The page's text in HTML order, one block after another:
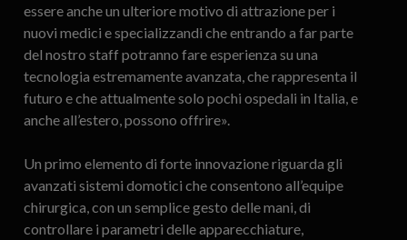
essere anche un ulteriore motivo di attrazione per i
nuovi medici e specializzandi che entrando a far parte
del nostro staff potranno fare esperienza su una
tecnologia estremamente avanzata, che rappresenta il
futuro e che attualmente solo pochi ospedali in Italia, e
anche all’estero, possono offrire».
Un primo elemento di forte innovazione riguarda gli
avanzati sistemi domotici che consentono all’equipe
chirurgica, con un semplice gesto delle mani, di
controllare i parametri delle apparecchiature,